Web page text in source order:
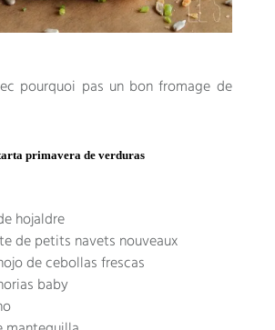
pourquoi pas un bon fromage de
primavera de verduras
hojaldre
de petits navets nouveaux
de cebollas frescas
baby